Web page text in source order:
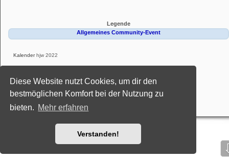
Diese Website nutzt Cookies, um dir den
bestmöglichen Komfort bei der Nutzung zu
bieten. Mehr erfahren
Verstanden!
Legende
Allgemeines Community-Event
Kalenderhjw 2022
Deutsche Übersetzung durch phpBB.de
Style: Black-Silver-Split by Joyce&Luna phpBB-Style-Design
Datenschutz